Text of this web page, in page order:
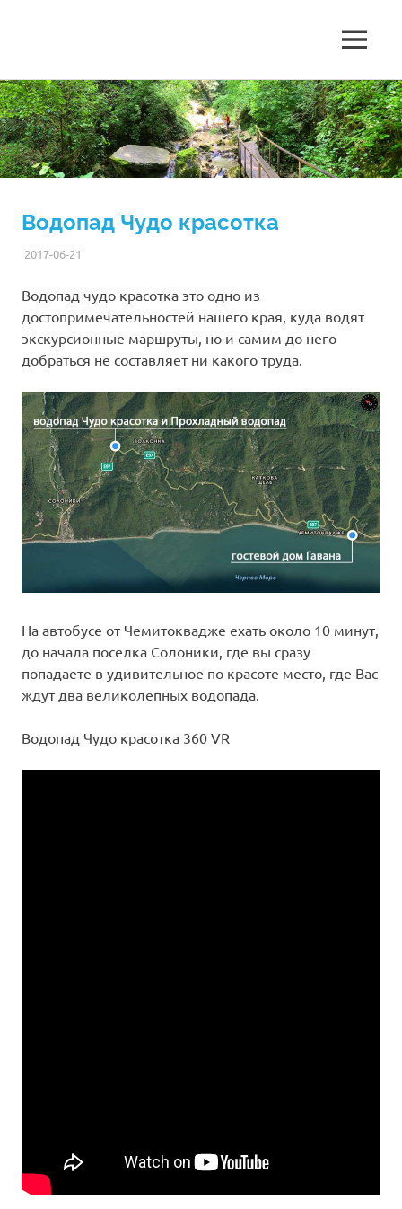
Перейти
к
содержимому
2026
гостевой
Гавана
Гавана,
уютные
комнаты
рядом
с
морем.
МЕНЮ
Водопад Чудо красотка
2017-06-21
Водопад чудо красотка это одно из
достопримечательностей нашего края, куда водят
экскурсионные маршруты, но и самим до него
добраться не составляет ни какого труда.
На автобусе от Чемитоквадже ехать около 10 минут,
до начала поселка Солоники, где вы сразу
попадаете в удивительное по красоте место, где Вас
ждут два великолепных водопада.
Водопад Чудо красотка 360 VR